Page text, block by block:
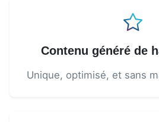
Contenu généré de
Unique, optimisé, et sans